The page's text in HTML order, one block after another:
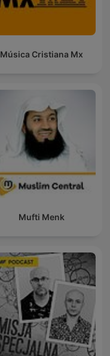
Música Cristiana Mx
Mufti Menk